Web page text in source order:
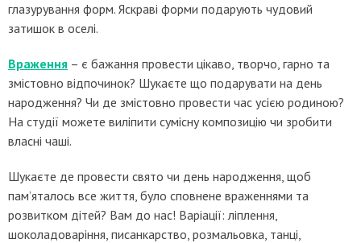
глазурування форм. Яскраві форми подарують чудовий
затишок в оселі.
Враження – є бажання провести цікаво, творчо, гарно та
змістовно відпочинок? Шукаєте що подарувати на день
народження? Чи де змістовно провести час усією родиною?
На студії можете виліпити сумісну композицію чи зробити
власні чаші.
Шукаєте де провести свято чи день народження, щоб
пам’яталось все життя, було сповнене враженнями та
розвитком дітей? Вам до нас! Варіації: ліплення,
шоколадоваріння, писанкарство, розмальовка, танці,